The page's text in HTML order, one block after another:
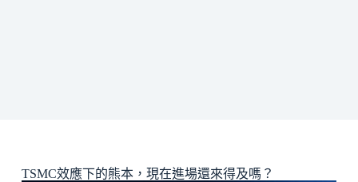
TSMC效應下的熊本，現在進場還來得及嗎？